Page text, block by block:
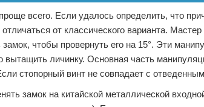
всего. Если удалось определить, что
от классического варианта.
чтобы провернуть его на 15°. Эти
вытащить личинку. Основная часть
стопорный винт не совпадает с
замок на китайской металлической